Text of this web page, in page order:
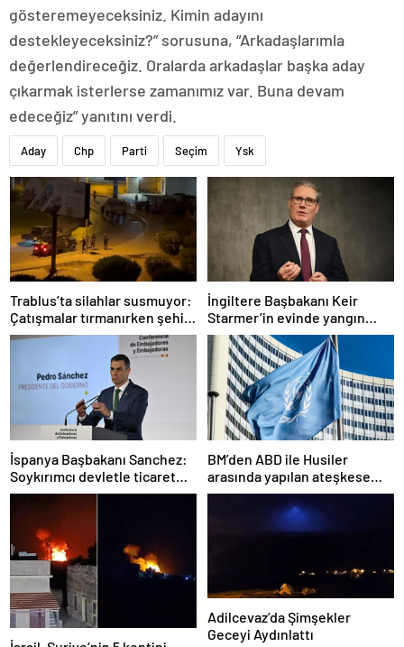
gösteremeyeceksiniz. Kimin adayını
destekleyeceksiniz?” sorusuna, “Arkadaşlarımla
değerlendireceğiz. Oralarda arkadaşlar başka aday
çıkarmak isterlerse zamanımız var. Buna devam
edeceğiz” yanıtını verdi.
Aday Chp Parti Seçim Ysk
Trablus’ta silahlar susmuyor:
Çatışmalar tırmanırken şehir
alarmda
İngiltere Başbakanı Keir
Starmer’in evinde yangın
çıktı
İspanya Başbakanı Sanchez:
Soykırımcı devletle ticaret
yapmayız
BM’den ABD ile Husiler
arasında yapılan ateşkese
ilişkin değerlendirme
Adilcevaz’da Şimşekler
Geceyi Aydınlattı